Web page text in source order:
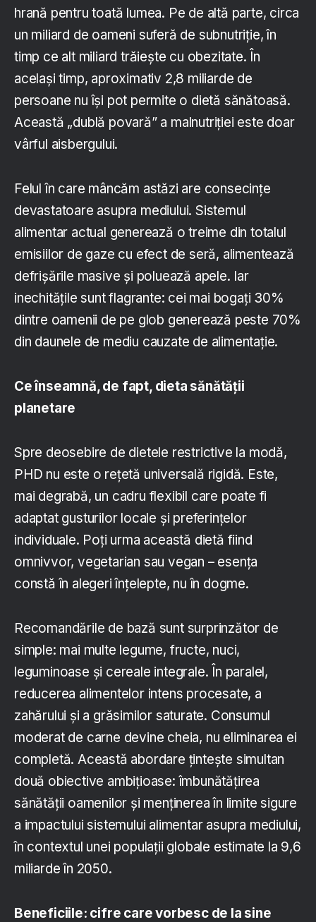
hrană pentru toată lumea. Pe de altă parte, circa
un miliard de oameni suferă de subnutriție, în
timp ce alt miliard trăiește cu obezitate. În
același timp, aproximativ 2,8 miliarde de
persoane nu își pot permite o dietă sănătoasă.
Această „dublă povară” a malnutriției este doar
vârful aisbergului.
Felul în care mâncăm astăzi are consecințe
devastatoare asupra mediului. Sistemul
alimentar actual generează o treime din totalul
emisiilor de gaze cu efect de seră, alimentează
defrișările masive și poluează apele. Iar
inechitățile sunt flagrante: cei mai bogați 30%
dintre oamenii de pe glob generează peste 70%
din daunele de mediu cauzate de alimentație.
Ce înseamnă, de fapt, dieta sănătății
planetare
Spre deosebire de dietele restrictive la modă,
PHD nu este o rețetă universală rigidă. Este,
mai degrabă, un cadru flexibil care poate fi
adaptat gusturilor locale și preferințelor
individuale. Poți urma această dietă fiind
omnivvor, vegetarian sau vegan – esența
constă în alegeri înțelepte, nu în dogme.
Recomandările de bază sunt surprinzător de
simple: mai multe legume, fructe, nuci,
leguminoase și cereale integrale. În paralel,
reducerea alimentelor intens procesate, a
zahărului și a grăsimilor saturate. Consumul
moderat de carne devine cheia, nu eliminarea ei
completă. Această abordare țintește simultan
două obiective ambițioase: îmbunătățirea
sănătății oamenilor și menținerea în limite sigure
a impactului sistemului alimentar asupra mediului,
în contextul unei populații globale estimate la 9,6
miliarde în 2050.
Beneficiile: cifre care vorbesc de la sine